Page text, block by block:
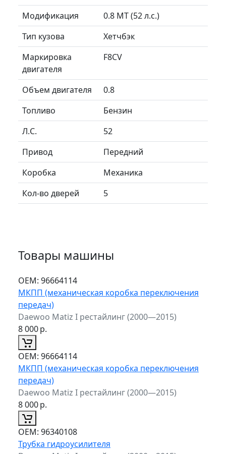
Модификация
0.8 MT (52 л.с.)
Тип кузова
Хетчбэк
Маркировка
двигателя
F8CV
Объем двигателя
0.8
Топливо
Бензин
Л.C.
52
Привод
Передний
Коробка
Механика
Кол-во дверей
5
Товары машины
ОЕМ: 96664114
МКПП (механическая коробка переключения
передач)
Daewoo Matiz I рестайлинг (2000—2015)
8 000р.
ОЕМ: 96664114
МКПП (механическая коробка переключения
передач)
Daewoo Matiz I рестайлинг (2000—2015)
8 000р.
ОЕМ: 96340108
Трубка гидроусилителя